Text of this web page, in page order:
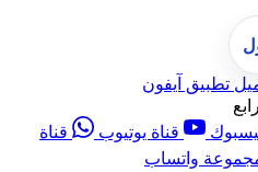
تطبيق آيفون
قناة يوتيوب
قناة
واتساب